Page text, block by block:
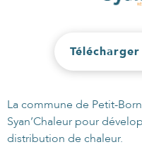
La commune de Petit-
Syan’Chaleur pour
distribution de chaleur.